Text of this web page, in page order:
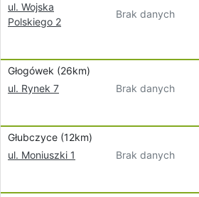
ul. Wojska
Polskiego 2
Brak danych
Głogówek (26km)
ul. Rynek 7
Brak danych
Głubczyce (12km)
ul. Moniuszki 1
Brak danych